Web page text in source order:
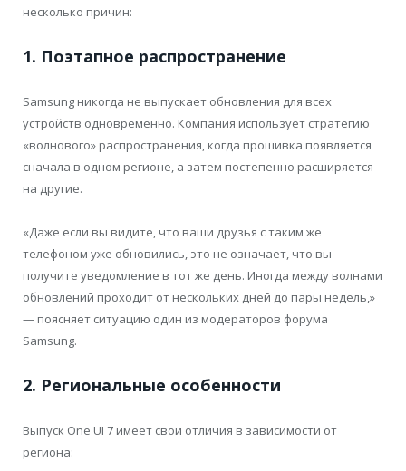
несколько причин:
1. Поэтапное распространение
Samsung никогда не выпускает обновления для всех
устройств одновременно. Компания использует стратегию
«волнового» распространения, когда прошивка появляется
сначала в одном регионе, а затем постепенно расширяется
на другие.
«Даже если вы видите, что ваши друзья с таким же
телефоном уже обновились, это не означает, что вы
получите уведомление в тот же день. Иногда между волнами
обновлений проходит от нескольких дней до пары недель,»
— поясняет ситуацию один из модераторов форума
Samsung.
2. Региональные особенности
Выпуск One UI 7 имеет свои отличия в зависимости от
региона: